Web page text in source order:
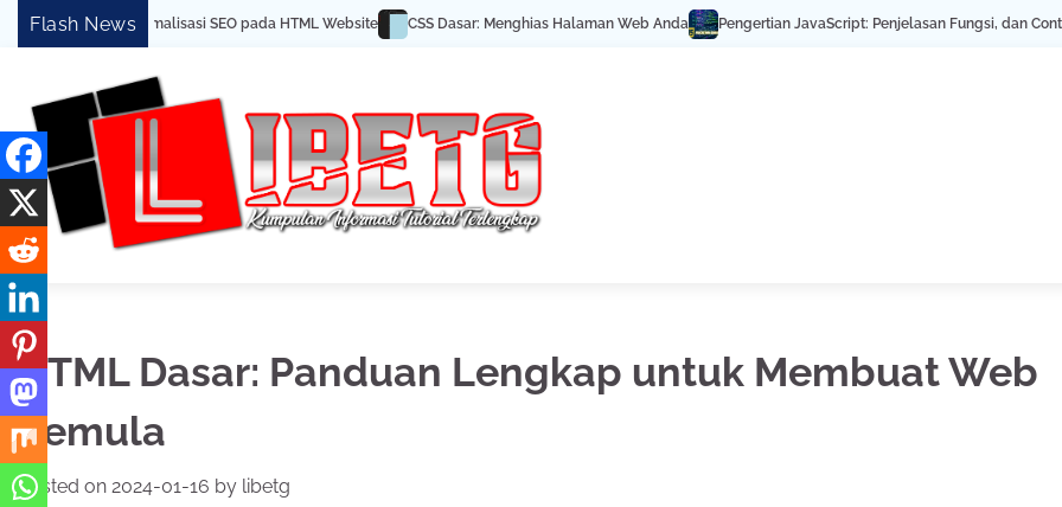
SkipFlash News
SEO pada HTML Website CSS Dasar: Menghias Halaman Web Anda Pengertian JavaScript: Penjelasan Fungsi, dan Contohnya Editor
HTML Dasar: Panduan Lengkap untuk Membuat Web
Pemula
Posted on 2024-01-16 by libetg